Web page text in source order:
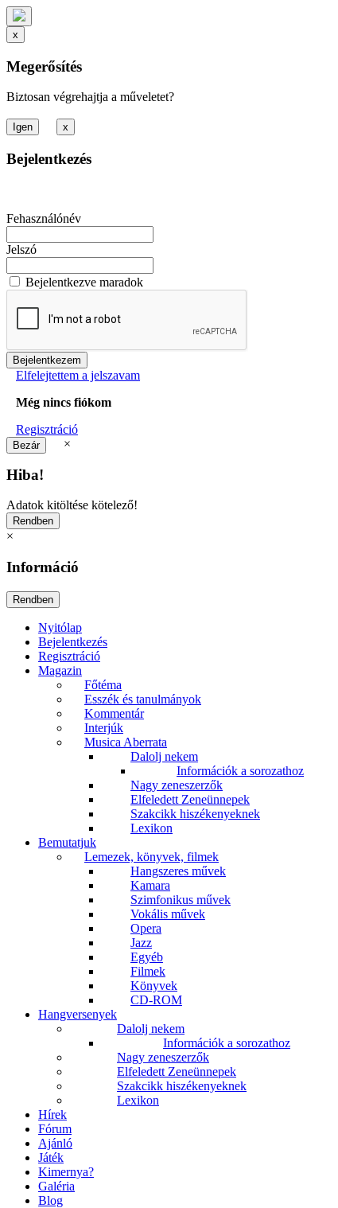
x
Megerősítés
Biztosan végrehajtja a műveletet?
x
Bejelentkezés
Fehasználónév
Jelszó
Bejelentkezve maradok
Elfelejtettem a jelszavam
Még nincs fiókom
Regisztráció
×
Hiba!
Adatok kitöltése kötelező!
×
Információ
Nyitólap
Bejelentkezés
Regisztráció
Magazin
Főtéma
Esszék és tanulmányok
Kommentár
Interjúk
Musica Aberrata
Dalolj nekem
Információk a sorozathoz
Nagy zeneszerzők
Elfeledett Zeneünnepek
Szakcikk hiszékenyeknek
Lexikon
Bemutatjuk
Lemezek, könyvek, filmek
Hangszeres művek
Kamara
Szimfonikus művek
Vokális művek
Opera
Jazz
Egyéb
Filmek
Könyvek
CD-ROM
Hangversenyek
Dalolj nekem
Információk a sorozathoz
Nagy zeneszerzők
Elfeledett Zeneünnepek
Szakcikk hiszékenyeknek
Lexikon
Hírek
Fórum
Ajánló
Játék
Kimernya?
Galéria
Blog